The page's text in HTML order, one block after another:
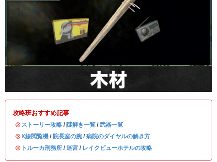
攻略班おすすめ記事
・ ストーリー攻略 / 謎解き一覧 / 武器一覧
・X線閲覧機 / 院長室の腕 / 病院のダイヤルの解き方
・ トルーカ刑務所 / 迷宮 / レイクビューホテルの攻略